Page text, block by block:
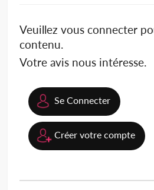
Veuillez vous connecter
contenu.
Votre avis nous intéresse.
Se Connecter
Créer votre compte